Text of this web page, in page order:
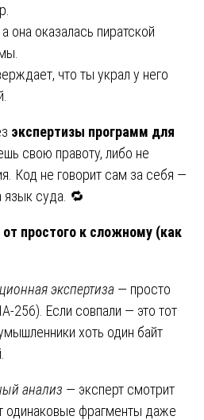
она оказалась пиратской
что ты украл у него
экспертизы программ для
свою правоту, либо не
Код не говорит сам за себя —
язык суда. 🔁
простого к сложному (как
экспертиза — просто
256). Если совпали — это тот
хоть один байт
анализ — эксперт смотрит
одинаковые фрагменты даже